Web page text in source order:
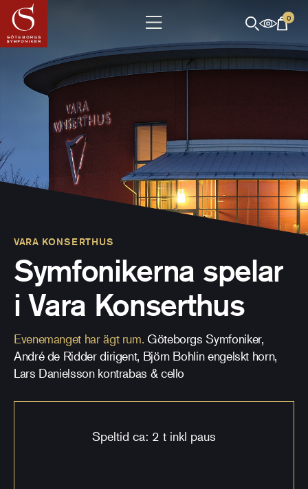
0
VARA KONSERTHUS
Symfonikerna spelar
i Vara Konserthus
Evenemanget har ägt rum. Göteborgs Symfoniker,
André de Ridder dirigent, Björn Bohlin engelskt horn,
Lars Danielsson kontrabas & cello
Speltid ca: 2 t inkl paus